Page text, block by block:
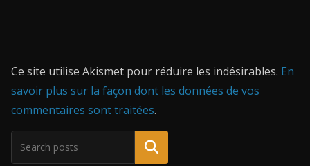
Ce site utilise Akismet pour réduire les indésirables. En
savoir plus sur la façon dont les données de vos
commentaires sont traitées.